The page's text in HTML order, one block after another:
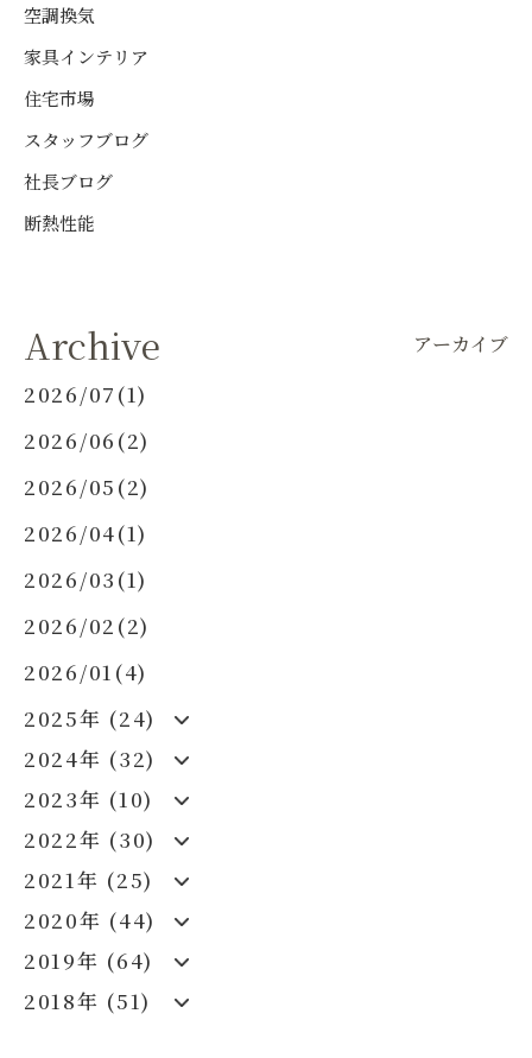
空調換気
家具インテリア
住宅市場
スタッフブログ
社長ブログ
断熱性能
Archive アーカイブ
2026/07(1)
2026/06(2)
2026/05(2)
2026/04(1)
2026/03(1)
2026/02(2)
2026/01(4)
2025年 (24)
2024年 (32)
2023年 (10)
2022年 (30)
2021年 (25)
2020年 (44)
2019年 (64)
2018年 (51)